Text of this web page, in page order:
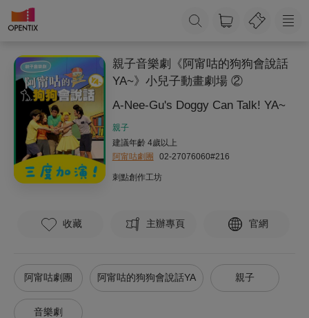
親子音樂劇《阿甯咕的狗狗會說話
YA~》小兒子動畫劇場 ②
A-Nee-Gu's Doggy Can Talk! YA~
親子
建議年齡 4歲以上
阿甯咕劇團
02-27076060#216
刺點創作工坊
收藏 主辦專頁 官網
阿甯咕劇團 阿甯咕的狗狗會說話YA 親子
音樂劇